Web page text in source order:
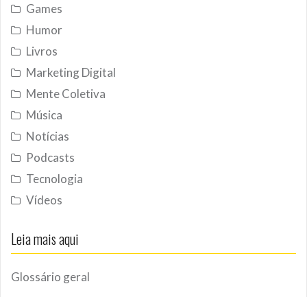
Games
Humor
Livros
Marketing Digital
Mente Coletiva
Música
Notícias
Podcasts
Tecnologia
Vídeos
Leia mais aqui
Glossário geral